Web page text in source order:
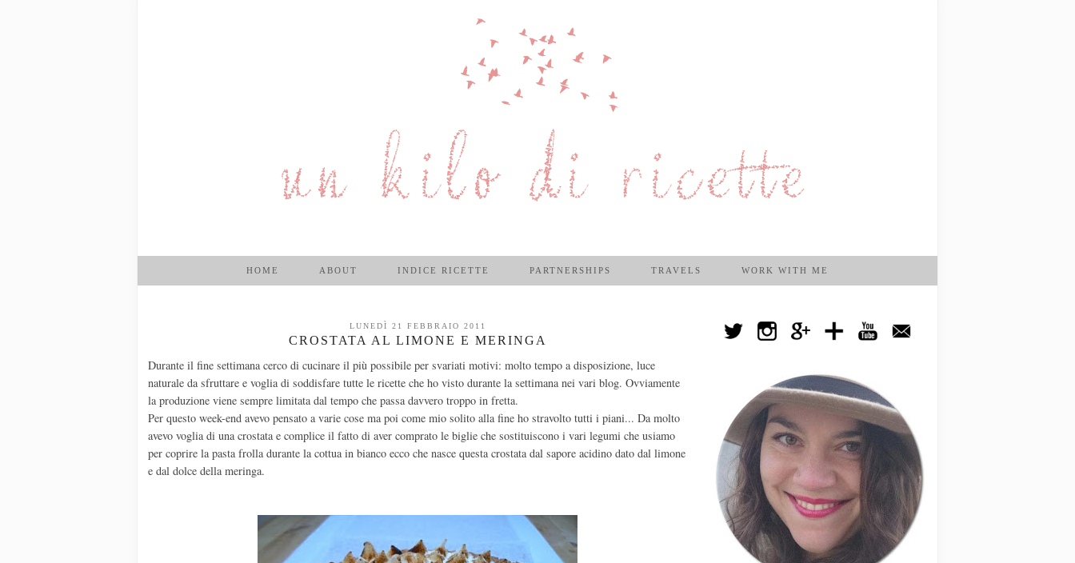
HOME ABOUT INDICE RICETTE PARTNERSHIPS TRAVELS WORK WITH ME
LUNEDÌ 21 FEBBRAIO 2011
CROSTATA AL LIMONE E MERINGA
Durante il fine settimana cerco di cucinare il più possibile per svariati motivi: molto tempo a disposizione, luce
naturale da sfruttare e voglia di soddisfare tutte le ricette che ho visto durante la settimana nei vari blog. Ovviamente
la produzione viene sempre limitata dal tempo che passa davvero troppo in fretta.
Per questo week-end avevo pensato a varie cose ma poi come mio solito alla fine ho stravolto tutti i piani... Da molto
avevo voglia di una crostata e complice il fatto di aver comprato le biglie che sostituiscono i vari legumi che usiamo
per coprire la pasta frolla durante la cottua in bianco ecco che nasce questa crostata dal sapore acidino dato dal limone
e dal dolce della meringa.